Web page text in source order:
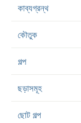
কাব্যগ্রন্থ
কৌতুক
গল্প
ছড়াসমূহ
ছোট গল্প